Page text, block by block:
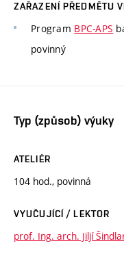
ZAŘAZENÍ PŘEDMĚTU
Program BPC-APS
povinný
Typ (způsob) výuky
ATELIÉR
104 hod., povinná
VYUČUJÍCÍ / LEKTOR
prof. Ing. arch. Jiljí